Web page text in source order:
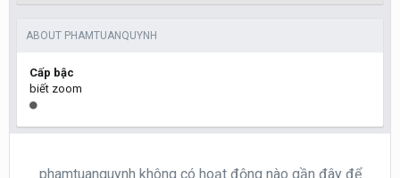
ABOUT PHAMTUANQUYNH
Cấp bậc
biết zoom
phamtuanquynh không có hoạt động nào gần đây để